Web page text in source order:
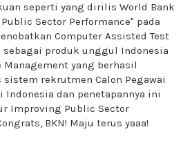
seperti yang dirilis World Bank
Sector Performance" pada
Computer Assisted Test
sebagai produk unggul Indonesia
yang berhasil
rekrutmen Calon Pegawai
Indonesia dan penetapannya ini
Improving Public Sector
BKN! Maju terus yaaa!